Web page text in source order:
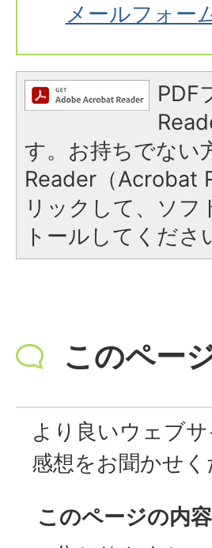
メールフォー
PDF
す。お持ちでない
Reader（Acrobat
リックして、ソ
トールしてくださ
このペー
より良いウェブ
感想をお聞かせく
このページの内